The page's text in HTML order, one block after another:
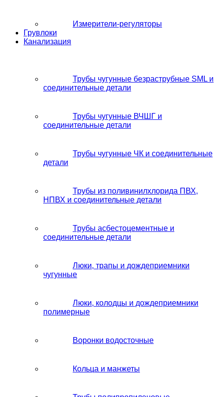
Измерители-регуляторы
Грувлоки
Канализация
Трубы чугунные безраструбные SML и
соединительные детали
Трубы чугунные ВЧШГ и
соединительные детали
Трубы чугунные ЧК и соединительные
детали
Трубы из поливинилхлорида ПВХ,
НПВХ и соединительные детали
Трубы асбестоцементные и
соединительные детали
Люки, трапы и дождеприемники
чугунные
Люки, колодцы и дождеприемники
полимерные
Воронки водосточные
Кольца и манжеты